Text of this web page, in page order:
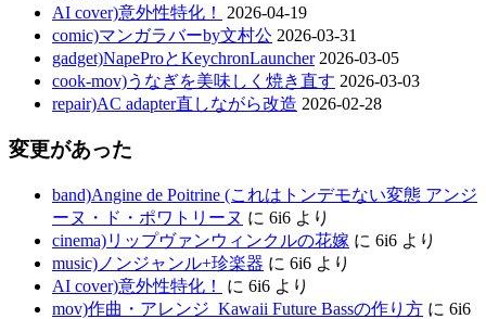
AI cover)意外性特化！
2026-04-19
comic)マンガラバーby文村公 2026-03-31
gadget)NapeProとKeychronLauncher 2026-03-05
cook-mov)うなぎを美味しく焼き直す 2026-03-03
repair)AC adapter直しながら改造 2026-02-28
変更があった
band)Angine de Poitrine (これはトンデモない変態 アンジ
ーヌ・ド・ポワトリーヌ に 6i6 より
cinema)リップヴァンウィンクルの花嫁 に 6i6 より
music)ノンジャンル+珍楽器 に 6i6 より
AI cover)意外性特化！
に 6i6 より
mov)作曲・アレンジ_Kawaii Future Bassの作り方 に 6i6